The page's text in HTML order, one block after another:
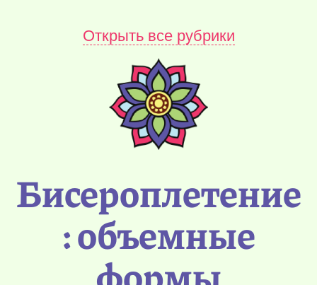
Открыть все рубрики
Бисероплетение
: объемные